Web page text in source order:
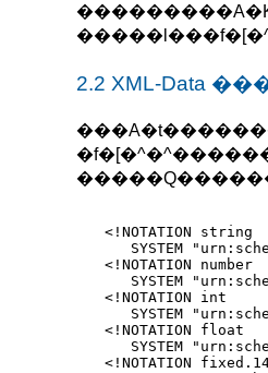
2.2 XML-Data
<!NOTATION string
SYSTEM
<!NOTATION number
SYSTEM
<!NOTATION int
SYSTEM
<!NOTATION float
SYSTEM
<!NOTATION